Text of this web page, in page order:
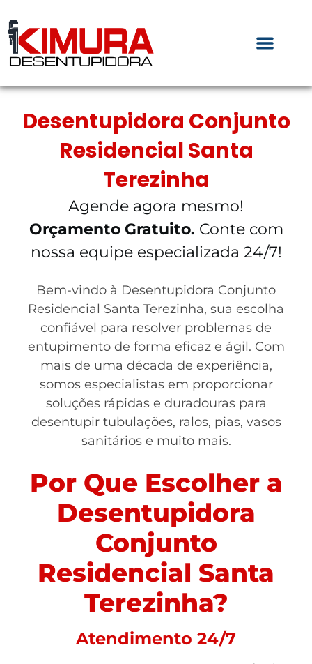
Desentupidora Conjunto
Residencial Santa
Terezinha
Agende agora mesmo!
Orçamento Gratuito. Conte com
nossa equipe especializada 24/7!
Bem-vindo à Desentupidora Conjunto
Residencial Santa Terezinha, sua escolha
confiável para resolver problemas de
entupimento de forma eficaz e ágil. Com
mais de uma década de experiência,
somos especialistas em proporcionar
soluções rápidas e duradouras para
desentupir tubulações, ralos, pias, vasos
sanitários e muito mais.
Por Que Escolher a
Desentupidora
Conjunto
Residencial Santa
Terezinha?
Atendimento 24/7